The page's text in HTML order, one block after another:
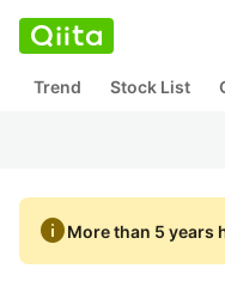
Trend Stock List
infoMore than 5 years